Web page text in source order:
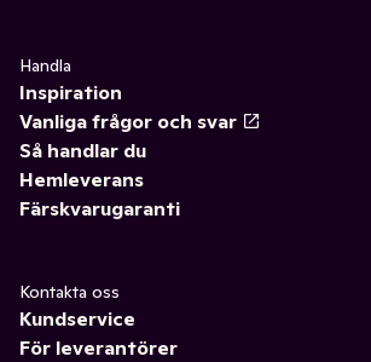
Handla
Inspiration
Vanliga frågor och svar
Så handlar du
Hemleverans
Färskvarugaranti
Kontakta oss
Kundservice
För leverantörer